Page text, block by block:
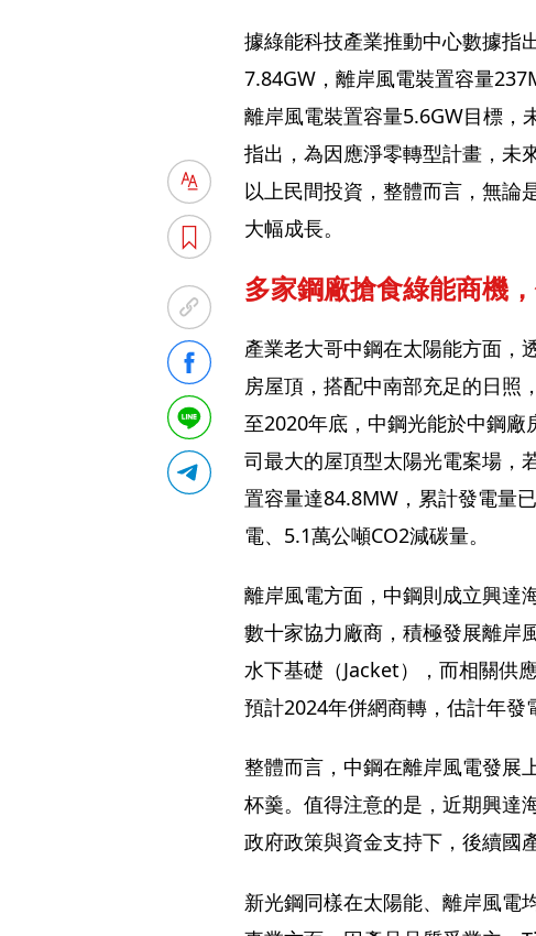
據綠能科技產業推動中心數據指
7.84GW，離岸風電裝置容量
離岸風電裝置容量5.6GW目標，
指出，為因應淨零轉型計畫，未
以上民間投資，整體而言，無論
大幅成長。
多家鋼廠搶食綠能商機
產業老大哥中鋼在太陽能方面，
房屋頂，搭配中南部充足的日照
至2020年底，中鋼光能於中鋼
司最大的屋頂型太陽光電案場，
置容量達84.8MW，累計發電量
電、5.1萬公噸CO2減碳量。
離岸風電方面，中鋼則成立興達
數十家協力廠商，積極發展離岸
水下基礎（Jacket），而相關供
預計2024年併網商轉，估計年發
整體而言，中鋼在離岸風電發展
杯羹。值得注意的是，近期興達
政府政策與資金支持下，後續國
新光鋼同樣在太陽能、離岸風電